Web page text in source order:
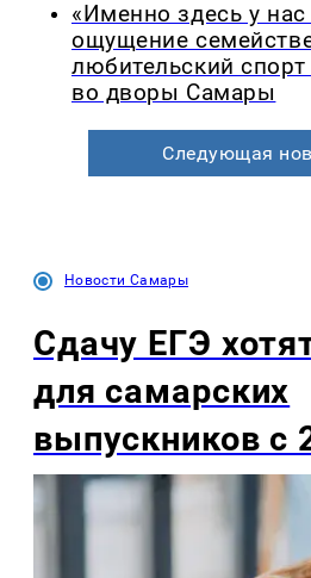
«Именно здесь у
ощущение
любительский
во дворы Самары
Следующая
Новости Самары
Сдачу ЕГЭ
для самарских
выпускников с